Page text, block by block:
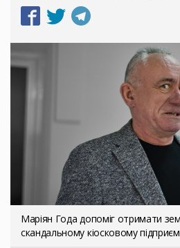
Маріян Года допоміг отримати
скандальному кіосковому